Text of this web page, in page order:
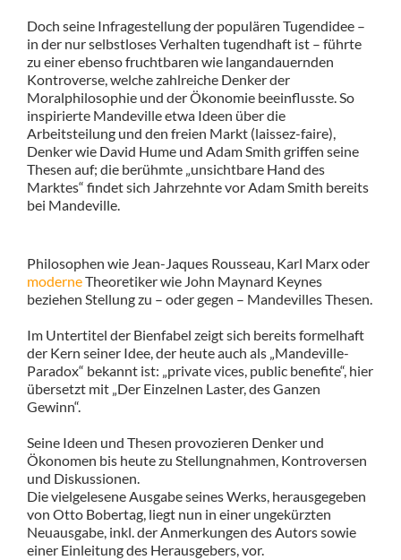
Doch seine Infragestellung der populären Tugendidee –
in der nur selbstloses Verhalten tugendhaft ist – führte
zu einer ebenso fruchtbaren wie langandauernden
Kontroverse, welche zahlreiche Denker der
Moralphilosophie und der Ökonomie beeinflusste. So
inspirierte Mandeville etwa Ideen über die
Arbeitsteilung und den freien Markt (laissez-faire),
Denker wie David Hume und Adam Smith griffen seine
Thesen auf; die berühmte „unsichtbare Hand des
Marktes“ findet sich Jahrzehnte vor Adam Smith bereits
bei Mandeville.
Philosophen wie Jean-Jaques Rousseau, Karl Marx oder
moderneTheoretiker wie John Maynard Keynes
beziehen Stellung zu – oder gegen – Mandevilles Thesen.
Im Untertitel der Bienfabel zeigt sich bereits formelhaft
der Kern seiner Idee, der heute auch als „Mandeville-
Paradox“ bekannt ist: „private vices, public benefite“, hier
übersetzt mit „Der Einzelnen Laster, des Ganzen
Gewinn“.
Seine Ideen und Thesen provozieren Denker und
Ökonomen bis heute zu Stellungnahmen, Kontroversen
und Diskussionen.
Die vielgelesene Ausgabe seines Werks, herausgegeben
von Otto Bobertag, liegt nun in einer ungekürzten
Neuausgabe, inkl. der Anmerkungen des Autors sowie
einer Einleitung des Herausgebers, vor.